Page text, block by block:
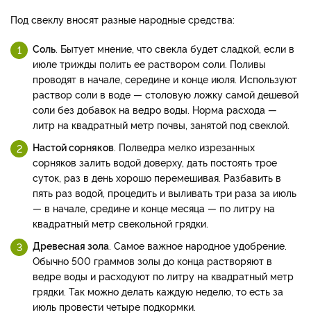
Под свеклу вносят разные народные средства:
Соль. Бытует мнение, что свекла будет сладкой, если в
июле трижды полить ее раствором соли. Поливы
проводят в начале, середине и конце июля. Используют
раствор соли в воде — столовую ложку самой дешевой
соли без добавок на ведро воды. Норма расхода —
литр на квадратный метр почвы, занятой под свеклой.
Настой сорняков. Полведра мелко изрезанных
сорняков залить водой доверху, дать постоять трое
суток, раз в день хорошо перемешивая. Разбавить в
пять раз водой, процедить и выливать три раза за июль
— в начале, средине и конце месяца — по литру на
квадратный метр свекольной грядки.
Древесная зола. Самое важное народное удобрение.
Обычно 500 граммов золы до конца растворяют в
ведре воды и расходуют по литру на квадратный метр
грядки. Так можно делать каждую неделю, то есть за
июль провести четыре подкормки.